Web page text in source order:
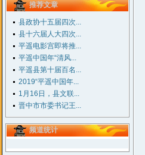
推荐文章
县政协十五届四次...
县十六届人大四次...
平遥电影宫即将推...
平遥中国年“清风...
平遥县第十届百名...
2019“平遥中国年...
1月16日，县文联...
晋中市市委书记王...
频道统计